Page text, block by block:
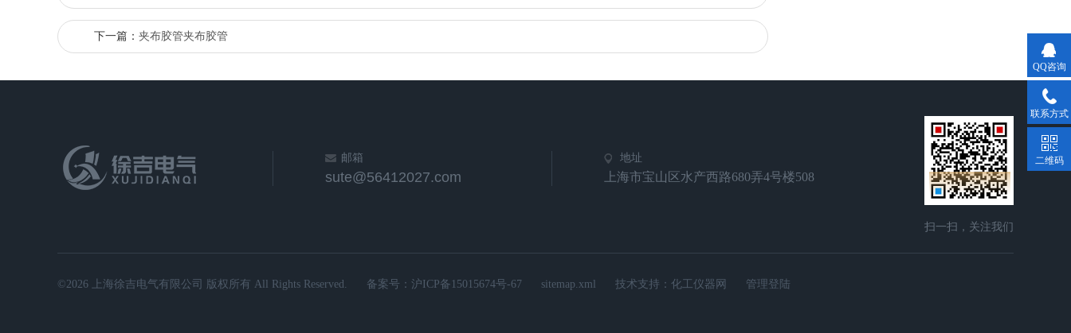
下一篇： 夹布胶管夹布胶管
邮箱
sute@56412027.com
地址
上海市宝山区水产西路680弄4号楼508
扫一扫，关注我们
©2026 上海徐吉电气有限公司 版权所有 All Rights Reserved. 备案号： 沪ICP备15015674号-67 sitemap.xml 技术支持： 化工仪器网 管理登陆
QQ咨询
联系方式
二维码